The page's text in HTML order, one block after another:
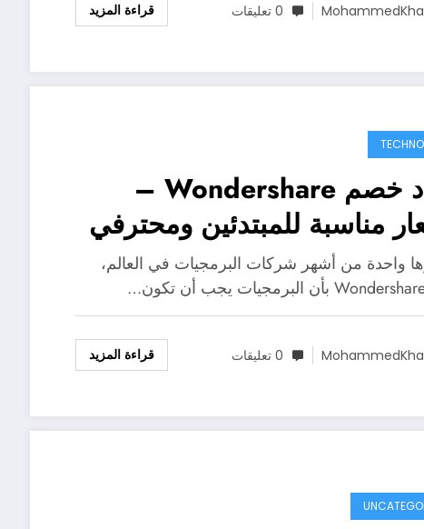
0 تعليقات قراءة المزيد
أكواد خصم Wondershare –
مناسبة للمبتدئين ومحترفي
الفيديو
واحدة من أشهر شركات البرمجيات في العالم،
0 تعليقات قراءة المزيد